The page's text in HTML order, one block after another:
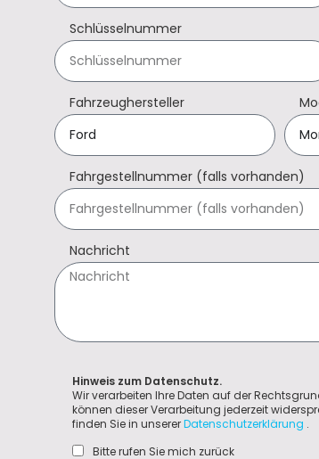
Schlüsselnummer
Fahrzeughersteller
Fahrgestellnummer (falls vorhanden)
Nachricht
Hinweis zum Datenschutz.
Wir verarbeiten Ihre Daten auf der
können dieser Verarbeitung jederzeit
finden Sie in unsererDatenschutzerklärung .
Bitte rufen Sie mich zurück